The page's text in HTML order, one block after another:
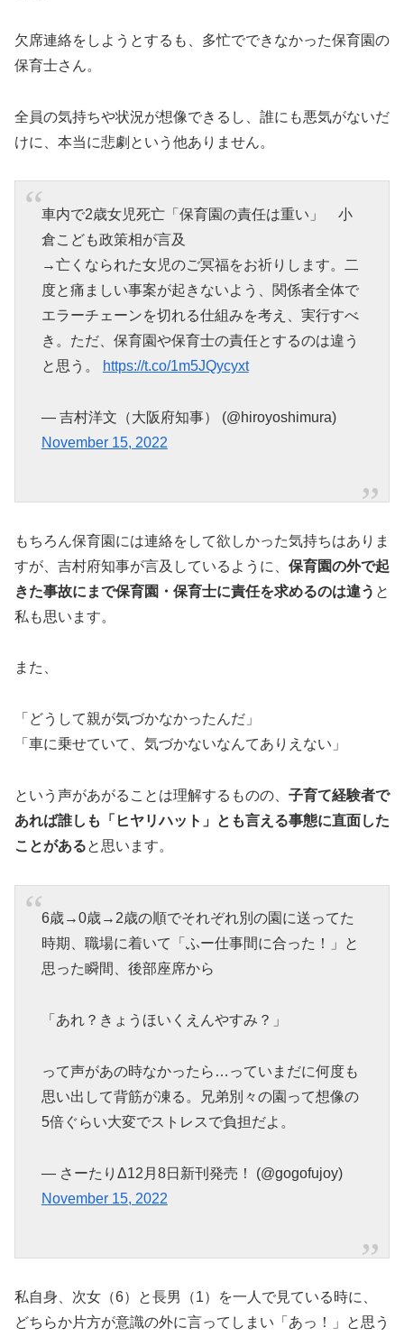
欠席連絡をしようとするも、多忙でできなかった保育園の
保育士さん。
全員の気持ちや状況が想像できるし、誰にも悪気がないだ
けに、本当に悲劇という他ありません。
車内で2歳女児死亡「保育園の責任は重い」 小
倉こども政策相が言及
→亡くなられた女児のご冥福をお祈りします。二
度と痛ましい事案が起きないよう、関係者全体で
エラーチェーンを切れる仕組みを考え、実行すべ
き。ただ、保育園や保育士の責任とするのは違う
と思う。
https://t.co/1m5JQycyxt
— 吉村洋文（大阪府知事） (@hiroyoshimura)
November 15, 2022
もちろん保育園には連絡をして欲しかった気持ちはありま
すが、吉村府知事が言及しているように、 保育園の外で起
きた事故にまで保育園・保育士に責任を求めるのは違う と
私も思います。
また、
「どうして親が気づかなかったんだ」
「車に乗せていて、気づかないなんてありえない」
という声があがることは理解するものの、 子育て経験者で
あれば誰しも「ヒヤリハット」とも言える事態に直面した
ことがあると思います。
6歳→0歳→2歳の順でそれぞれ別の園に送ってた
時期、職場に着いて「ふー仕事間に合った！」と
思った瞬間、後部座席から
「あれ？きょうほいくえんやすみ？」
って声があの時なかったら…っていまだに何度も
思い出して背筋が凍る。兄弟別々の園って想像の
5倍ぐらい大変でストレスで負担だよ。
— さーたりΔ12月8日新刊発売！ (@gogofujoy)
November 15, 2022
私自身、次女（6）と長男（1）を一人で見ている時に、
どちらか片方が意識の外に言ってしまい「あっ！」と思う